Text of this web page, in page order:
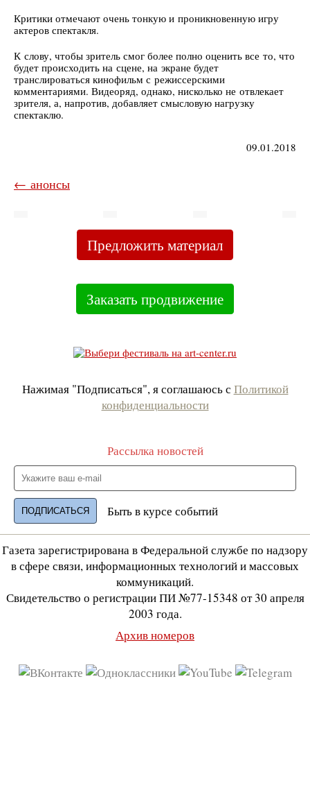
Критики отмечают очень тонкую и проникновенную игру
актеров спектакля.
К слову, чтобы зритель смог более полно оценить все то, что
будет происходить на сцене, на экране будет
транслироваться кинофильм с режиссерскими
комментариями. Видеоряд, однако, нисколько не отвлекает
зрителя, а, напротив, добавляет смысловую нагрузку
спектаклю.
09.01.2018
← анонсы
Предложить материал
Заказать продвижение
Нажимая "Подписаться", я соглашаюсь с Политикой
конфиденциальности
Рассылка новостей
Быть в курсе событий
Газета зарегистрирована в Федеральной службе по надзору
в сфере связи, информационных технологий и массовых
коммуникаций.
Свидетельство о регистрации ПИ №77-15348 от 30 апреля
2003 года.
Архив номеров